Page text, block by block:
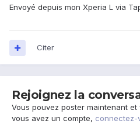
Envoyé depuis mon Xperia L via
Citer
Rejoignez la
Vous pouvez poster maintenant
vous avez un compte, connectez-